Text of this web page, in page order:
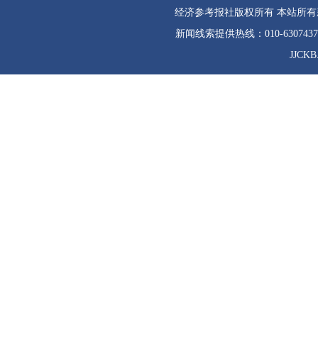
经济参考报社版权所有 本站所
新闻线索提供热线：010-